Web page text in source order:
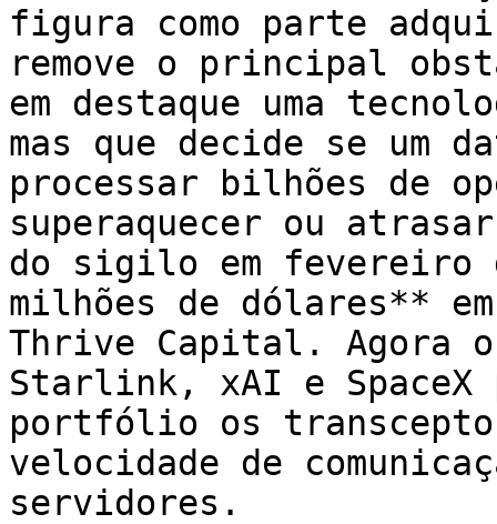
figura como parte
remove o principal
em destaque uma
mas que decide se um
processar bilhões de
superaquecer ou
do sigilo em fevereiro
milhões de dólares**
Thrive Capital. Agora o
Starlink, xAI e SpaceX
portfólio os
velocidade de
servidores.